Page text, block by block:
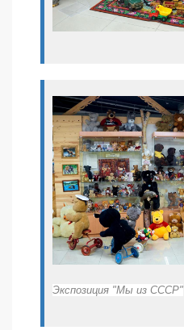
Экспозиция "Мы из СССР"